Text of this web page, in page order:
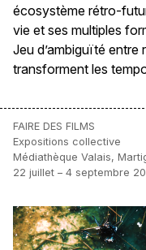
écosystème rétro-
vie et ses multiples
Jeu d’ambiguïté entre
transforment les
FAIRE DES FILMS
Expositions collective
Médiathèque Valais,
22 juillet – 4 septembre